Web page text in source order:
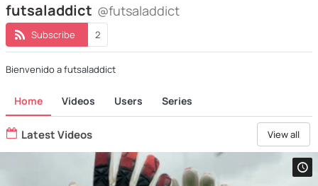
futsaladdict @futsaladdict
Subscribe 2
Bienvenido a futsaladdict
Home Videos Users Series
Latest Videos View all